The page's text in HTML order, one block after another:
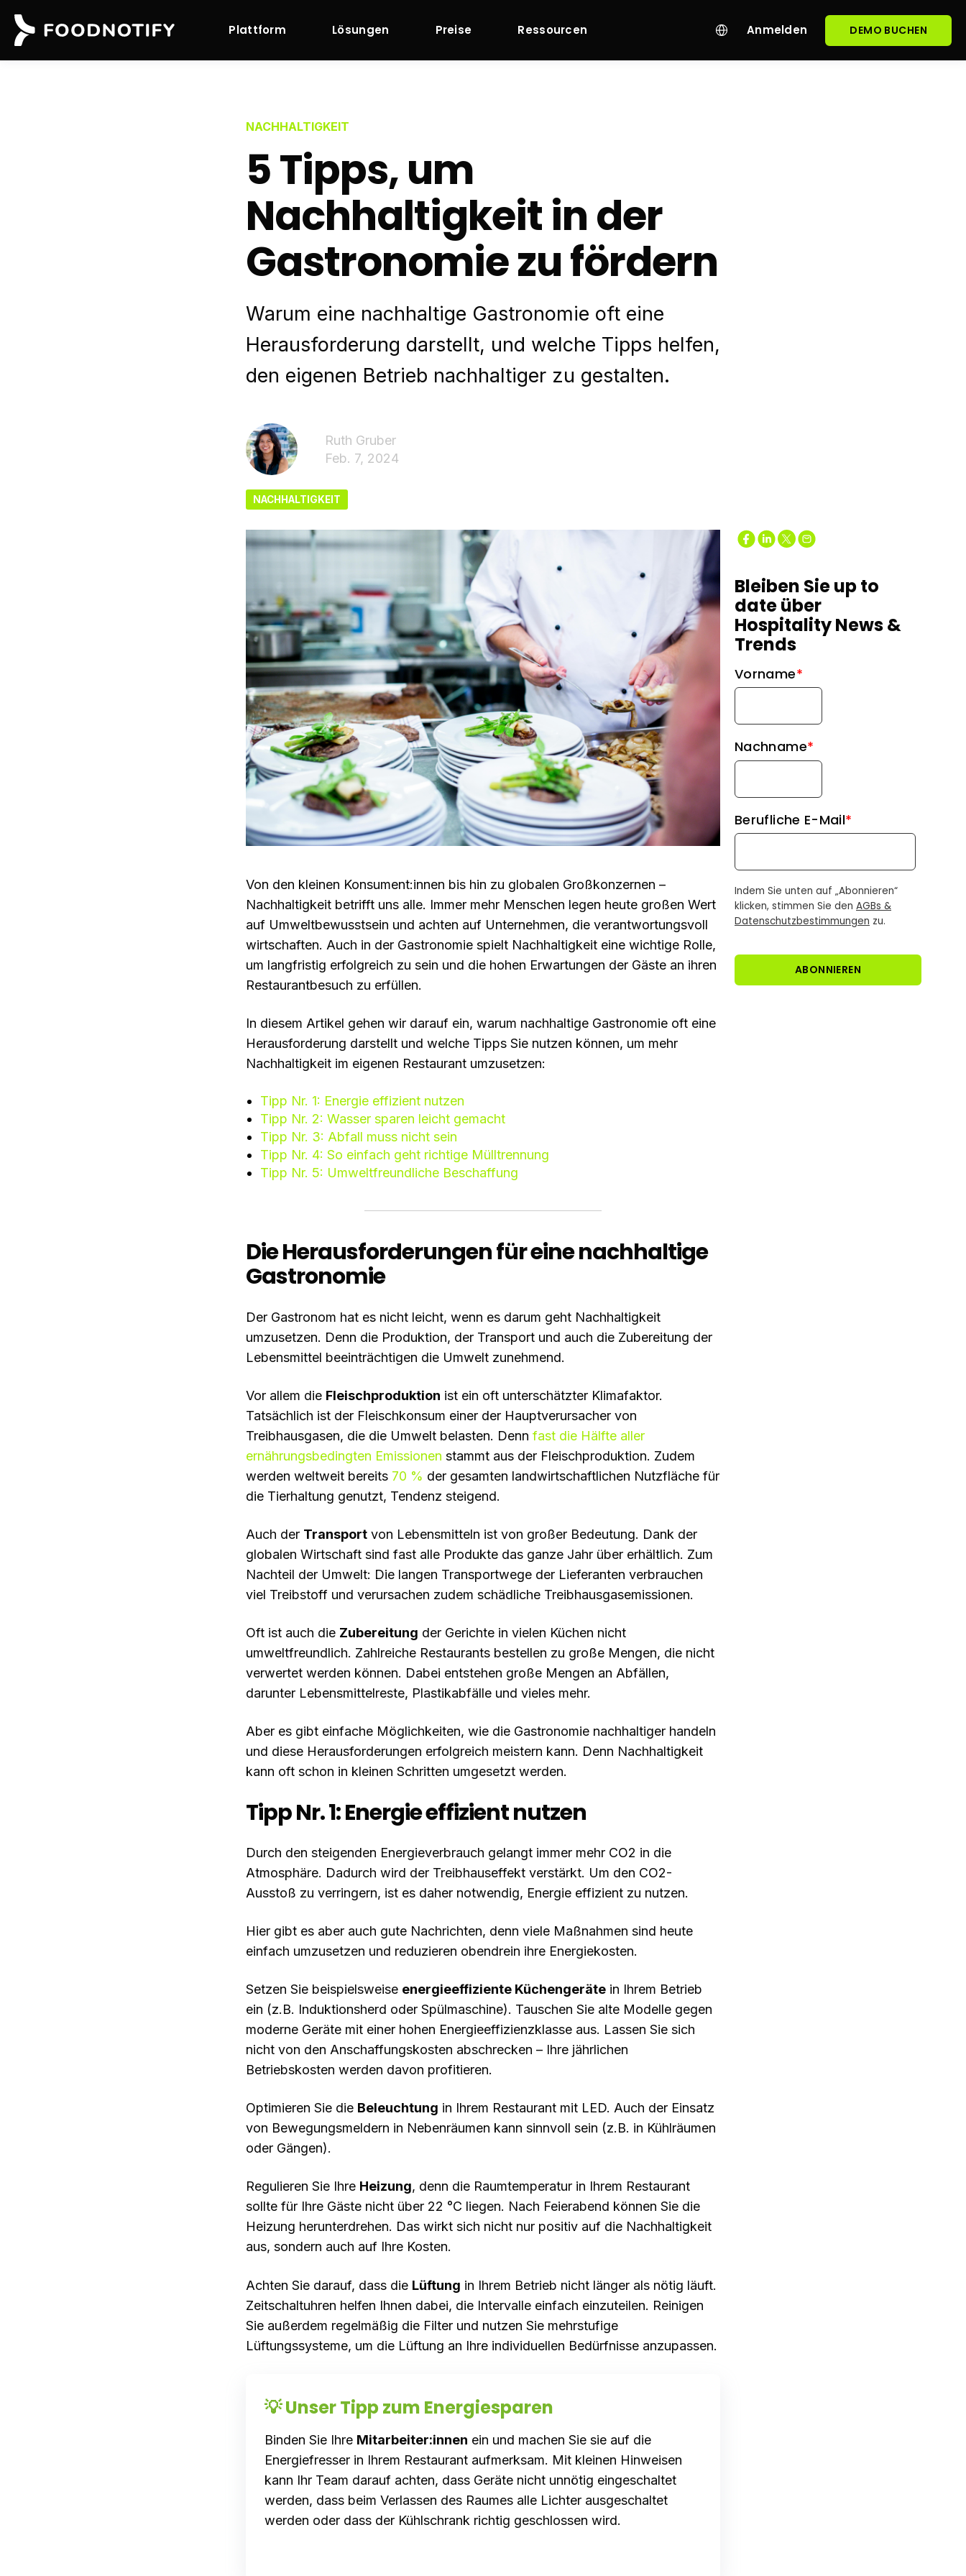
Plattform Lösungen Preise Ressourcen Anmelden DEMO BUCHEN
NACHHALTIGKEIT
5 Tipps, um
Nachhaltigkeit in der
Gastronomie zu fördern
Warum eine nachhaltige Gastronomie oft eine
Herausforderung darstellt, und welche Tipps helfen,
den eigenen Betrieb nachhaltiger zu gestalten.
Ruth Gruber
Feb. 7, 2024
NACHHALTIGKEIT
Bleiben Sie up to
date über
Hospitality News &
Trends
Vorname*
Nachname*
Berufliche E-Mail*
Indem Sie unten auf „Abonnieren“
klicken, stimmen Sie den AGBs &
Datenschutzbestimmungen zu.
Von den kleinen Konsument:innen bis hin zu globalen Großkonzernen –
Nachhaltigkeit betrifft uns alle. Immer mehr Menschen legen heute großen Wert
auf Umweltbewusstsein und achten auf Unternehmen, die verantwortungsvoll
wirtschaften. Auch in der Gastronomie spielt Nachhaltigkeit eine wichtige Rolle,
um langfristig erfolgreich zu sein und die hohen Erwartungen der Gäste an ihren
Restaurantbesuch zu erfüllen.
In diesem Artikel gehen wir darauf ein, warum nachhaltige Gastronomie oft eine
Herausforderung darstellt und welche Tipps Sie nutzen können, um mehr
Nachhaltigkeit im eigenen Restaurant umzusetzen:
Tipp Nr. 1: Energie effizient nutzen
Tipp Nr. 2: Wasser sparen leicht gemacht
Tipp Nr. 3: Abfall muss nicht sein
Tipp Nr. 4: So einfach geht richtige Mülltrennung
Tipp Nr. 5: Umweltfreundliche Beschaffung
Die Herausforderungen für eine nachhaltige
Gastronomie
Der Gastronom hat es nicht leicht, wenn es darum geht Nachhaltigkeit
umzusetzen. Denn die Produktion, der Transport und auch die Zubereitung der
Lebensmittel beeinträchtigen die Umwelt zunehmend.
Vor allem die Fleischproduktion ist ein oft unterschätzter Klimafaktor.
Tatsächlich ist der Fleischkonsum einer der Hauptverursacher von
Treibhausgasen, die die Umwelt belasten. Denn fast die Hälfte aller
ernährungsbedingten Emissionen stammt aus der Fleischproduktion. Zudem
werden weltweit bereits 70 % der gesamten landwirtschaftlichen Nutzfläche für
die Tierhaltung genutzt, Tendenz steigend.
Auch der Transport von Lebensmitteln ist von großer Bedeutung. Dank der
globalen Wirtschaft sind fast alle Produkte das ganze Jahr über erhältlich. Zum
Nachteil der Umwelt: Die langen Transportwege der Lieferanten verbrauchen
viel Treibstoff und verursachen zudem schädliche Treibhausgasemissionen.
Oft ist auch die Zubereitung der Gerichte in vielen Küchen nicht
umweltfreundlich. Zahlreiche Restaurants bestellen zu große Mengen, die nicht
verwertet werden können. Dabei entstehen große Mengen an Abfällen,
darunter Lebensmittelreste, Plastikabfälle und vieles mehr.
Aber es gibt einfache Möglichkeiten, wie die Gastronomie nachhaltiger handeln
und diese Herausforderungen erfolgreich meistern kann. Denn Nachhaltigkeit
kann oft schon in kleinen Schritten umgesetzt werden.
Tipp Nr. 1: Energie effizient nutzen
Durch den steigenden Energieverbrauch gelangt immer mehr CO2 in die
Atmosphäre. Dadurch wird der Treibhauseffekt verstärkt. Um den CO2-
Ausstoß zu verringern, ist es daher notwendig, Energie effizient zu nutzen.
Hier gibt es aber auch gute Nachrichten, denn viele Maßnahmen sind heute
einfach umzusetzen und reduzieren obendrein ihre Energiekosten.
Setzen Sie beispielsweise energieeffiziente Küchengeräte in Ihrem Betrieb
ein (z.B. Induktionsherd oder Spülmaschine). Tauschen Sie alte Modelle gegen
moderne Geräte mit einer hohen Energieeffizienzklasse aus. Lassen Sie sich
nicht von den Anschaffungskosten abschrecken – Ihre jährlichen
Betriebskosten werden davon profitieren.
Optimieren Sie die Beleuchtung in Ihrem Restaurant mit LED. Auch der Einsatz
von Bewegungsmeldern in Nebenräumen kann sinnvoll sein (z.B. in Kühlräumen
oder Gängen).
Regulieren Sie Ihre Heizung, denn die Raumtemperatur in Ihrem Restaurant
sollte für Ihre Gäste nicht über 22 °C liegen. Nach Feierabend können Sie die
Heizung herunterdrehen. Das wirkt sich nicht nur positiv auf die Nachhaltigkeit
aus, sondern auch auf Ihre Kosten.
Achten Sie darauf, dass die Lüftung in Ihrem Betrieb nicht länger als nötig läuft.
Zeitschaltuhren helfen Ihnen dabei, die Intervalle einfach einzuteilen. Reinigen
Sie außerdem regelmäßig die Filter und nutzen Sie mehrstufige
Lüftungssysteme, um die Lüftung an Ihre individuellen Bedürfnisse anzupassen.
💡 Unser Tipp zum Energiesparen
Binden Sie Ihre Mitarbeiter:innen ein und machen Sie sie auf die
Energiefresser in Ihrem Restaurant aufmerksam. Mit kleinen Hinweisen
kann Ihr Team darauf achten, dass Geräte nicht unnötig eingeschaltet
werden, dass beim Verlassen des Raumes alle Lichter ausgeschaltet
werden oder dass der Kühlschrank richtig geschlossen wird.